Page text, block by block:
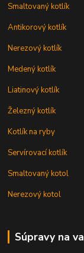
Smaltovaný kotlík
Antikorový kotlík
Nerezový kotlík
Medený kotlík
Liatinový kotlík
Železný kotlík
Kotlík na ryby
Servírovací kotlík
Smaltovaný kotol
Nerezový kotol
Súpravy na